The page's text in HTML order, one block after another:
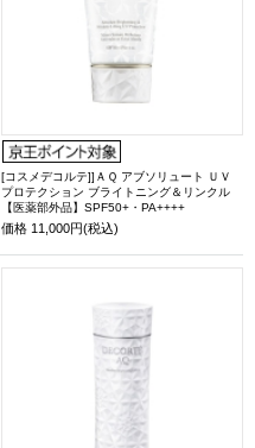
[コスメデコルテ]]ＡＱ アブソリュート ＵＶ
プロテクション ブライトニング＆リンクル
【医薬部外品】SPF50+・PA++++
価格 11,000円(税込)